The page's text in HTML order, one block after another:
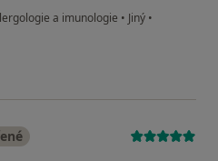
a imunologie • Jiný •